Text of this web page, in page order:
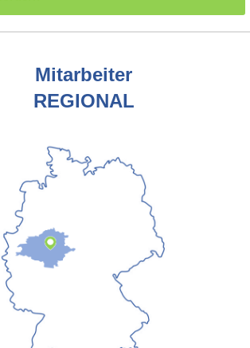
Mitarbeiter
REGIONAL